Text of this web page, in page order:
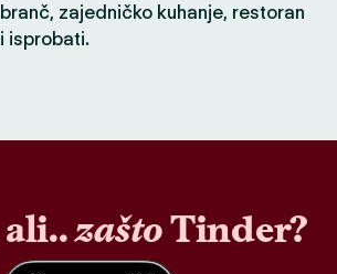
zajedničko kuhanje, restoran
isprobati.
zaštoTinder?